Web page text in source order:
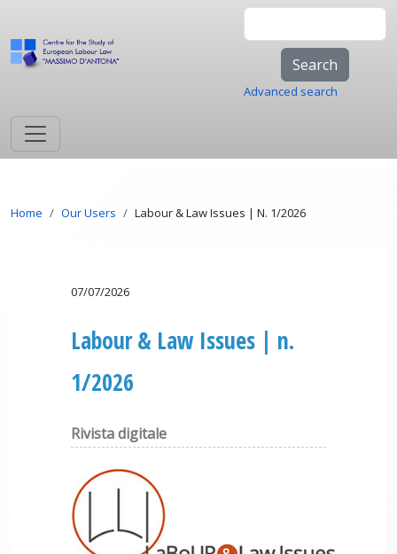
Advanced search
Breadcrumb
Home Our Users Labour & Law Issues | N. 1/2026
07/07/2026
Labour & Law Issues | n.
1/2026
Rivista digitale